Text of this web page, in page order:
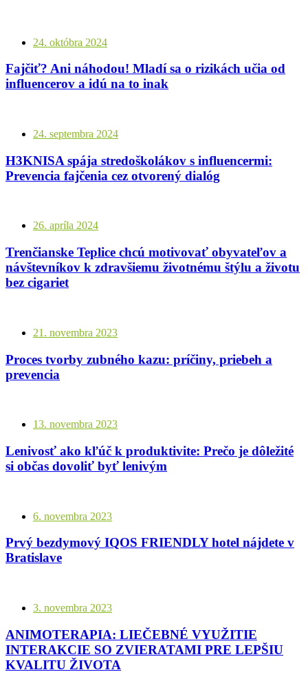
24. októbra 2024
Fajčiť? Ani náhodou! Mladí sa o rizikách učia od
influencerov a idú na to inak
24. septembra 2024
H3KNISA spája stredoškolákov s influencermi:
Prevencia fajčenia cez otvorený dialóg
26. apríla 2024
Trenčianske Teplice chcú motivovať obyvateľov a
návštevníkov k zdravšiemu životnému štýlu a životu
bez cigariet
21. novembra 2023
Proces tvorby zubného kazu: príčiny, priebeh a
prevencia
13. novembra 2023
Lenivosť ako kľúč k produktivite: Prečo je dôležité
si občas dovoliť byť lenivým
6. novembra 2023
Prvý bezdymový IQOS FRIENDLY hotel nájdete v
Bratislave
3. novembra 2023
ANIMOTERAPIA: LIEČEBNÉ VYUŽITIE
INTERAKCIE SO ZVIERATAMI PRE LEPŠIU
KVALITU ŽIVOTA